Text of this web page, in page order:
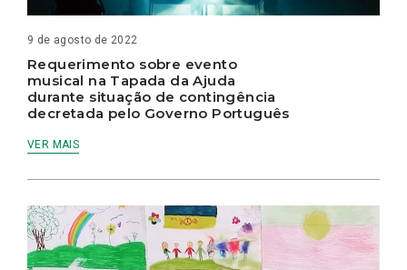
9 de agosto de 2022
Requerimento sobre evento
musical na Tapada da Ajuda
durante situação de contingência
decretada pelo Governo Português
VER MAIS